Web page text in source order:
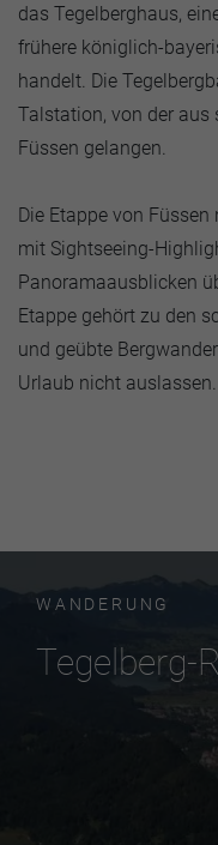
das Tegelberghaus,
frühere königlich-
handelt. Die
Talstation, von der aus
Füssen gelangen.
Die Etappe von
mit Sightseeing-
Panoramaausblicken
Etappe gehört zu den
und geübte
Urlaub nicht auslassen.
WANDERUNG
Tegelberg-